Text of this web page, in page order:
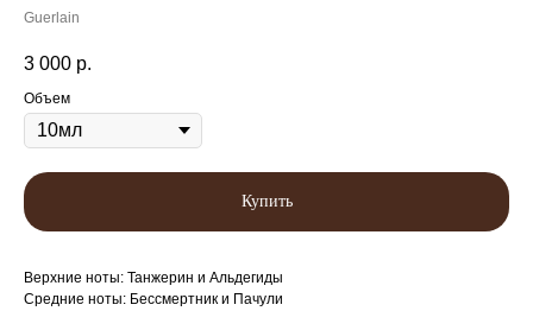
Guerlain
3 000 р.
Объем
Купить
Верхние ноты: Танжерин и Альдегиды
Cредние ноты: Бессмертник и Пачули